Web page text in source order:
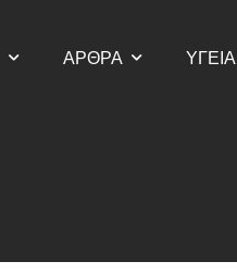
ΑΡΘΡΑ ΥΓΕΙΑ